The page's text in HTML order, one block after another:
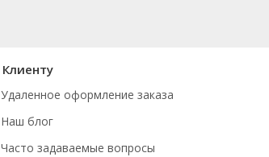
Клиенту
Удаленное оформление заказа
Наш блог
Часто задаваемые вопросы